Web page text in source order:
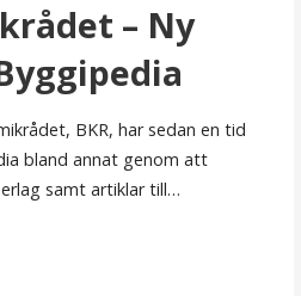
– Ny
BKR, har sedan en tid
bland annat genom att
samt artiklar till…